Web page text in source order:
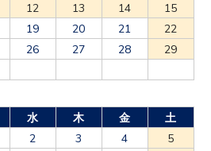
12 13 14
15
19 20 21
22
26 27 28
29
水 木 金
土
2 3 4
5